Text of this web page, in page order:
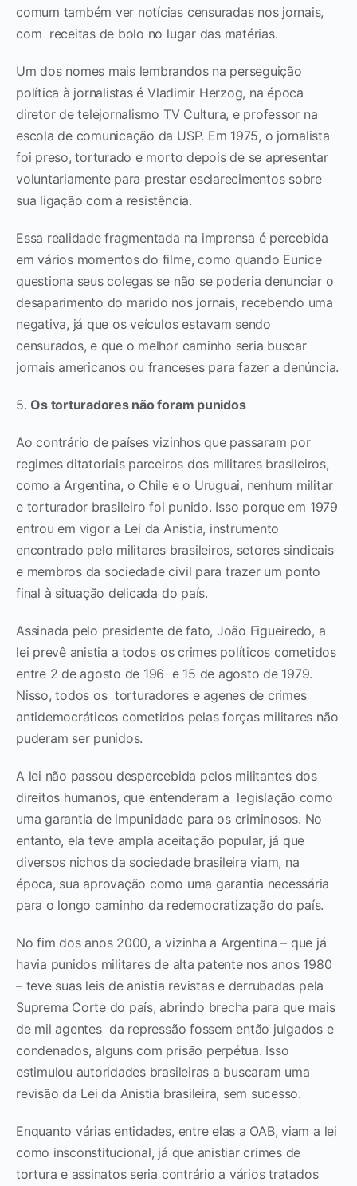
comum também ver notícias censuradas nos jornais,
com receitas de bolo no lugar das matérias.
Um dos nomes mais lembrandos na perseguição
política à jornalistas é Vladimir Herzog, na época
diretor de telejornalismo TV Cultura, e professor na
escola de comunicação da USP. Em 1975, o jornalista
foi preso, torturado e morto depois de se apresentar
voluntariamente para prestar esclarecimentos sobre
sua ligação com a resistência.
Essa realidade fragmentada na imprensa é percebida
em vários momentos do filme, como quando Eunice
questiona seus colegas se não se poderia denunciar o
desaparimento do marido nos jornais, recebendo uma
negativa, já que os veículos estavam sendo
censurados, e que o melhor caminho seria buscar
jornais americanos ou franceses para fazer a denúncia.
5.Os torturadores não foram punidos
Ao contrário de países vizinhos que passaram por
regimes ditatoriais parceiros dos militares brasileiros,
como a Argentina, o Chile e o Uruguai, nenhum militar
e torturador brasileiro foi punido. Isso porque em 1979
entrou em vigor a Lei da Anistia, instrumento
encontrado pelo militares brasileiros, setores sindicais
e membros da sociedade civil para trazer um ponto
final à situação delicada do país.
Assinada pelo presidente de fato, João Figueiredo, a
lei prevê anistia a todos os crimes políticos cometidos
entre 2 de agosto de 196 e 15 de agosto de 1979.
Nisso, todos os torturadores e agenes de crimes
antidemocráticos cometidos pelas forças militares não
puderam ser punidos.
A lei não passou despercebida pelos militantes dos
direitos humanos, que entenderam a legislação como
uma garantia de impunidade para os criminosos. No
entanto, ela teve ampla aceitação popular, já que
diversos nichos da sociedade brasileira viam, na
época, sua aprovação como uma garantia necessária
para o longo caminho da redemocratização do país.
No fim dos anos 2000, a vizinha a Argentina – que já
havia punidos militares de alta patente nos anos 1980
– teve suas leis de anistia revistas e derrubadas pela
Suprema Corte do país, abrindo brecha para que mais
de mil agentes da repressão fossem então julgados e
condenados, alguns com prisão perpétua. Isso
estimulou autoridades brasileiras a buscaram uma
revisão da Lei da Anistia brasileira, sem sucesso.
Enquanto várias entidades, entre elas a OAB, viam a lei
como insconstitucional, já que anistiar crimes de
tortura e assinatos seria contrário a vários tratados